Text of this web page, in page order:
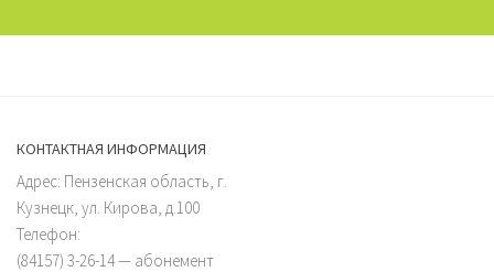
КОНТАКТНАЯ ИНФОРМАЦИЯ
Адрес: Пензенская область, г.
Кузнецк, ул. Кирова, д.100
Телефон:
(84157) 3-26-14 — абонемент